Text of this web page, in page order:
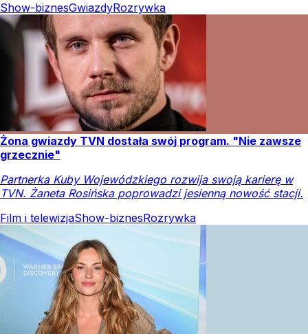
Show-biznesGwiazdyRozrywka
Żona gwiazdy TVN dostała swój program. "Nie zawsze
grzecznie"
Partnerka Kuby Wojewódzkiego rozwija swoją karierę w
TVN. Żaneta Rosińska poprowadzi jesienną nowość stacji.
Film i telewizjaShow-biznesRozrywka